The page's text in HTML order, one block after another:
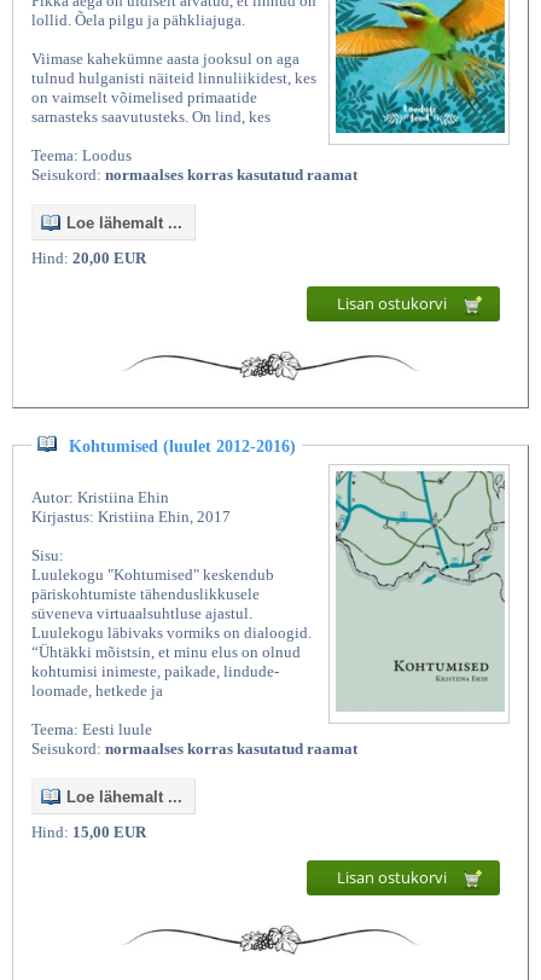
lollid. Õela pilgu ja pähkliajuga.
Viimase kahekümne aasta jooksul on aga
tulnud hulganisti näiteid linnuliikidest, kes
on vaimselt võimelised primaatide
sarnasteks saavutusteks. On lind, kes
Teema: Loodus
Seisukord: normaalses korras kasutatud raamat
Loe lähemalt ...
Hind: 20,00 EUR
Lisan ostukorvi
Kohtumised (luulet 2012-2016)
Autor: Kristiina Ehin
Kirjastus: Kristiina Ehin, 2017
Sisu:
Luulekogu "Kohtumised" keskendub
päriskohtumiste tähenduslikkusele
süveneva virtuaalsuhtluse ajastul.
Luulekogu läbivaks vormiks on dialoogid.
“Ühtäkki mõistsin, et minu elus on olnud
kohtumisi inimeste, paikade, lindude-
loomade, hetkede ja
Teema: Eesti luule
Seisukord: normaalses korras kasutatud raamat
Loe lähemalt ...
Hind: 15,00 EUR
Lisan ostukorvi